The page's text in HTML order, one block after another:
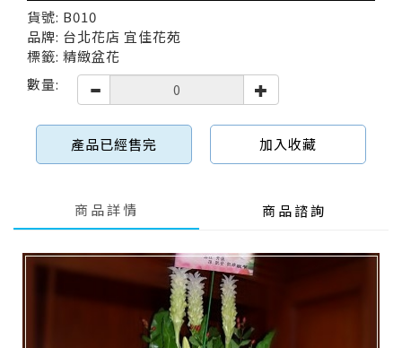
貨號: B010
品牌: 台北花店 宜佳花苑
標籤: 精緻盆花
數量:
產品已經售完 加入收藏
商品詳情 商品諮詢